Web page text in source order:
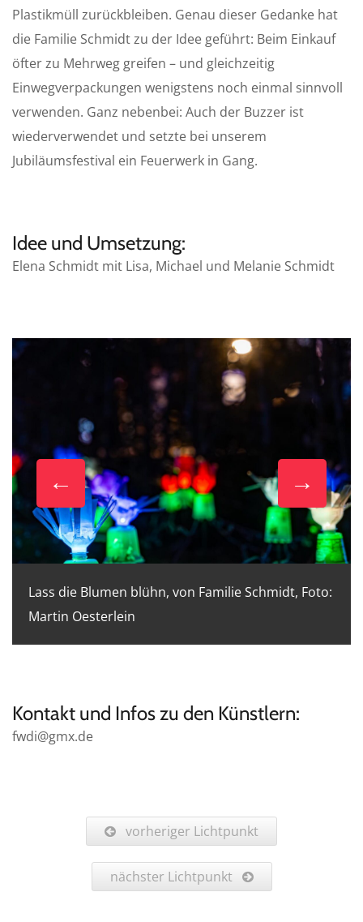
Plastikmüll zurückbleiben. Genau dieser Gedanke hat
die Familie Schmidt zu der Idee geführt: Beim Einkauf
öfter zu Mehrweg greifen – und gleichzeitig
Einwegverpackungen wenigstens noch einmal sinnvoll
verwenden. Ganz nebenbei: Auch der Buzzer ist
wiederverwendet und setzte bei unserem
Jubiläumsfestival ein Feuerwerk in Gang.
Idee und Umsetzung:
Elena Schmidt mit Lisa, Michael und Melanie Schmidt
Lass die Blumen blühn, von Familie Schmidt, Foto:
Martin Oesterlein
Kontakt und Infos zu den Künstlern:
fwdi@gmx.de
vorheriger Lichtpunkt
nächster Lichtpunkt